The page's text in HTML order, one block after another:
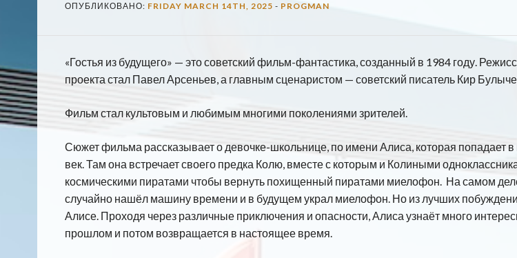
ОПУБЛИКОВАНО: FRIDAY MARCH 14TH, 2025 - PROGMAN
«Гостья из будущего» — это советский фильм-фантастика, созданный в 1984 году.
проекта стал Павел Арсеньев, а главным сценаристом — советский писатель Кир
Фильм стал культовым и любимым многими поколениями зрителей.
Сюжет фильма рассказывает о девочке-школьнице, по имени Алиса, которая попадает
век. Там она встречает своего предка Колю, вместе с которым и Колиными
космическими пиратами чтобы вернуть похищенный пиратами миелофон. На самом
случайно нашёл машину времени и в будущем украл миелофон. Но из лучших
Алисе. Проходя через различные приключения и опасности, Алиса узнаёт много
прошлом и потом возвращается в настоящее время.